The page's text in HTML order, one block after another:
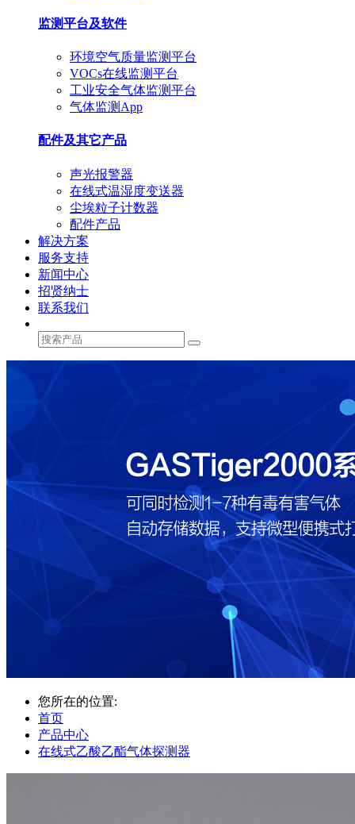
监测平台及软件
环境空气质量监测平台
VOCs在线监测平台
工业安全气体监测平台
气体监测App
配件及其它产品
声光报警器
在线式温湿度变送器
尘埃粒子计数器
配件产品
解决方案
服务支持
新闻中心
招贤纳士
联系我们
您所在的位置:
首页
产品中心
在线式乙酸乙酯气体探测器